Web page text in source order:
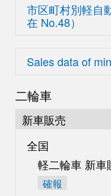
市区町村別軽自
在 No.48）
Sales data of
二輪車
新車販売
全国
軽二輪車 新車
確報